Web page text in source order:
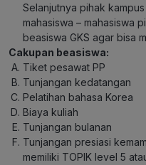
Selanjutnya pihak
mahasiswa – mahasiswa
beasiswa GKS agar bisa
Cakupan beasiswa:
Tiket pesawat PP
Tunjangan kedatangan
Pelatihan bahasa Korea
Biaya kuliah
Tunjangan bulanan
Tunjangan presiasi
memiliki TOPIK level 5